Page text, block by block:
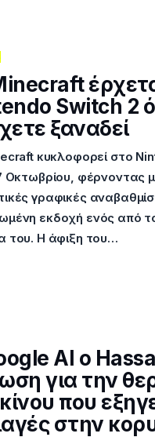
Switch 2
ξαναδεί
κυκλοφορεί στο
Οκτωβρίου, φέρνοντας
γραφικές
εκδοχή ενός από
του. Η άφιξη του…
ΑΙ ο
για την
που
στην